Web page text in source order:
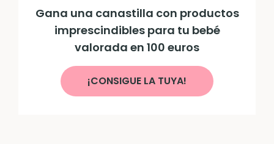
Gana una canastilla con productos
imprescindibles para tu bebé
valorada en 100 euros
¡CONSIGUE LA TUYA!